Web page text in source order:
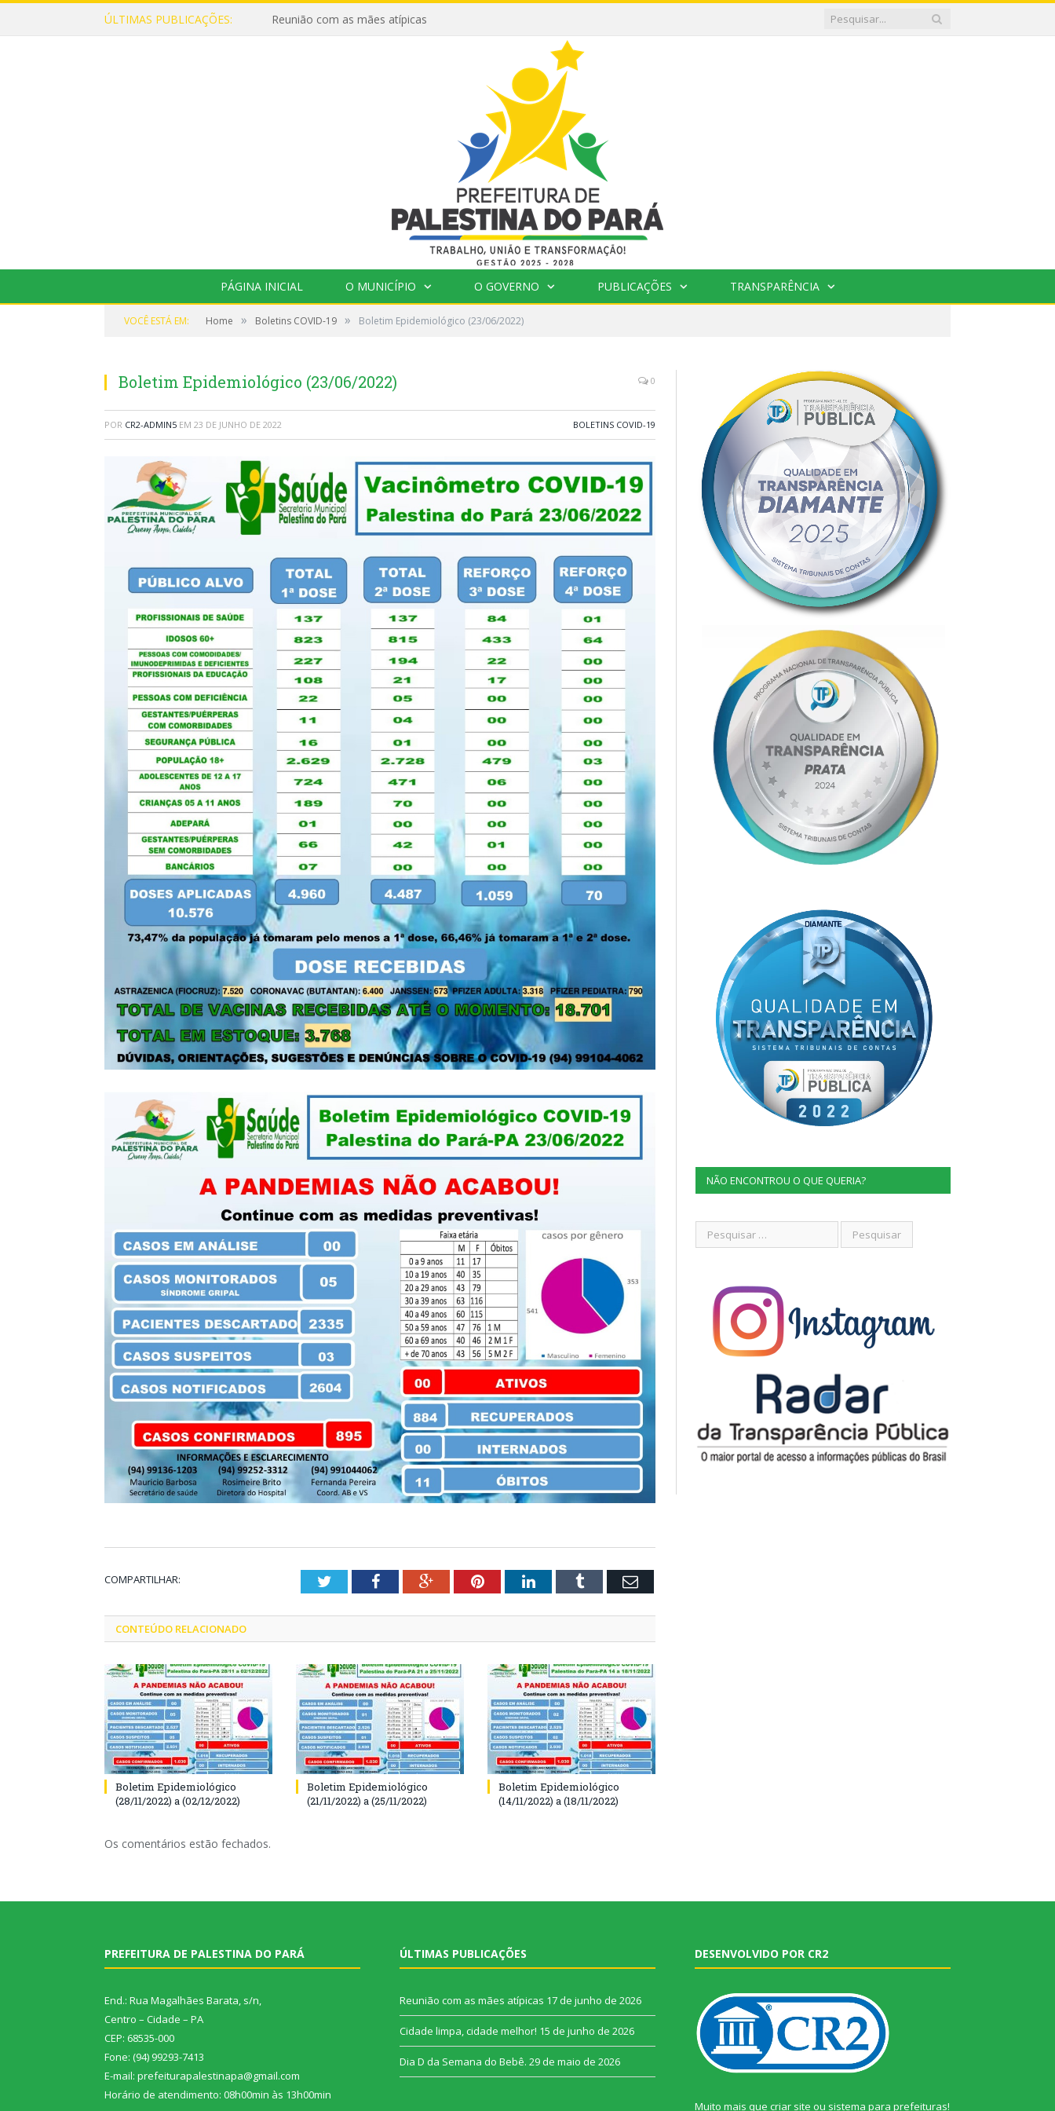
ÚLTIMAS PUBLICAÇÕES: Reunião com as mães atípicas
PÁGINA INICIAL O MUNICÍPIO O GOVERNO PUBLICAÇÕES TRANSPARÊNCIA
VOCÊ ESTÁ EM: Home » Boletins COVID-19 » Boletim Epidemiológico (23/06/2022)
Boletim Epidemiológico (23/06/2022) 0
POR CR2-ADMIN5 EM 23 DE JUNHO DE 2022 BOLETINS COVID-19
COMPARTILHAR: TwitterFacebookGoogle+PinterestLinkedInTumblr Email
CONTEÚDO RELACIONADO
Boletim Epidemiológico
(28/11/2022) a (02/12/2022)
Boletim Epidemiológico
(21/11/2022) a (25/11/2022)
Boletim Epidemiológico
(14/11/2022) a (18/11/2022)
Os comentários estão fechados.
NÃO ENCONTROU O QUE QUERIA?
PREFEITURA DE PALESTINA DO PARÁ
End.: Rua Magalhães Barata, s/n,
Centro – Cidade – PA
CEP: 68535-000
Fone: (94) 99293-7413
E-mail: prefeiturapalestinapa@gmail.com
Horário de atendimento: 08h00min às 13h00min
ÚLTIMAS PUBLICAÇÕES
Reunião com as mães atípicas 17 de junho de 2026
Cidade limpa, cidade melhor! 15 de junho de 2026
Dia D da Semana do Bebê. 29 de maio de 2026
DESENVOLVIDO POR CR2
Muito mais que criar site ou sistema para prefeituras!